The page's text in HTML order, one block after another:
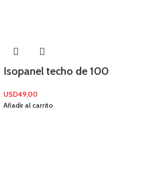
Isopanel techo de 100
USD49,00
Añadir al carrito